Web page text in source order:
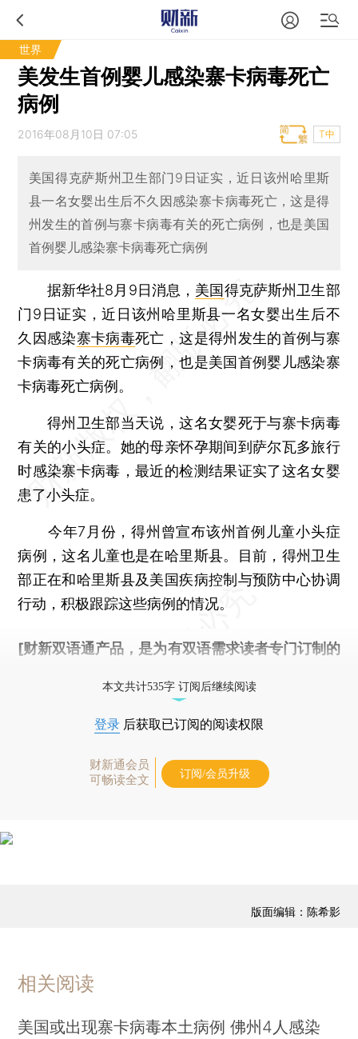
世界
美发生首例婴儿感染寨卡病毒死亡
病例
2016年08月10日 07:05 T中
美国得克萨斯州卫生部门9日证实，近日该州哈里斯
县一名女婴出生后不久因感染寨卡病毒死亡，这是得
州发生的首例与寨卡病毒有关的死亡病例，也是美国
首例婴儿感染寨卡病毒死亡病例
据新华社8月9日消息， 美国得克萨斯州卫生部
门9日证实，近日该州哈里斯县一名女婴出生后不
久因感染寨卡病毒死亡，这是得州发生的首例与寨
卡病毒有关的死亡病例，也是美国首例婴儿感染寨
卡病毒死亡病例。
得州卫生部当天说，这名女婴死于与寨卡病毒
有关的小头症。她的母亲怀孕期间到萨尔瓦多旅行
时感染寨卡病毒，最近的检测结果证实了这名女婴
患了小头症。
今年7月份，得州曾宣布该州首例儿童小头症
病例，这名儿童也是在哈里斯县。目前，得州卫生
部正在和哈里斯县及美国疾病控制与预防中心协调
行动，积极跟踪这些病例的情况。
[财新双语通产品，是为有双语需求读者专门订制的
本文共计535字 订阅后继续阅读
登录 后获取已订阅的阅读权限
财新通会员
可畅读全文
订阅/会员升级
版面编辑：陈希影
相关阅读
美国或出现寨卡病毒本土病例 佛州4人感染